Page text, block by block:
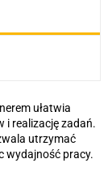
ułatwia
i realizację zadań.
utrzymać
wydajność pracy.